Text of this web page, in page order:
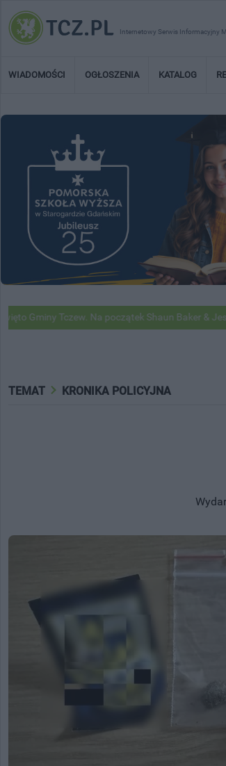
Internetowy Serwis Informacyjny
WIADOMOŚCI OGŁOSZENIA KATALOG
początek Shaun Baker & Jessica Jean
TEMAT KRONIKA POLICYJNA